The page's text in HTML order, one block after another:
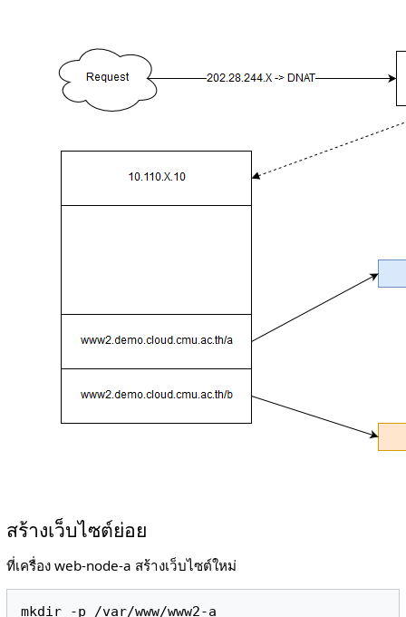
สร้างเว็บไซต์ย่อย
ที่เครื่อง web-node-a สร้างเว็บไซต์ใหม่